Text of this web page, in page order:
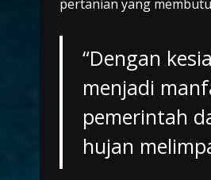
pertanian yang
“Dengan
menjadi
pemerintah
hujan